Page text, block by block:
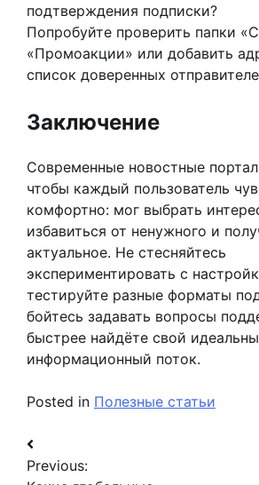
подтверждения подписки?
Попробуйте проверить папки
«Промоакции» или добавить
список доверенных
Заключение
Современные новостные
чтобы каждый пользователь
комфортно: мог выбрать
избавиться от ненужного и
актуальное. Не стесняйтесь
экспериментировать с
тестируйте разные форматы
бойтесь задавать вопросы
быстрее найдёте свой
информационный поток.
Posted in Полезные статьи
Навигация
по
Previous: